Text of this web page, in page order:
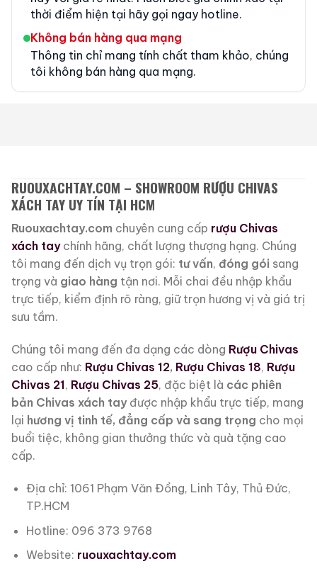
thời điểm hiện tại hãy gọi ngay hotline.
Không bán hàng qua mạng
Thông tin chỉ mang tính chất tham khảo, chúng
tôi không bán hàng qua mạng.
RUOUXACHTAY.COM – SHOWROOM RƯỢU CHIVAS
XÁCH TAY UY TÍN TẠI HCM
Ruouxachtay.com chuyên cung cấp rượu Chivas
xách taychính hãng, chất lượng thượng hạng. Chúng
tôi mang đến dịch vụ trọn gói: tư vấn, đóng gói sang
trọng và giao hàng tận nơi. Mỗi chai đều nhập khẩu
trực tiếp, kiểm định rõ ràng, giữ trọn hương vị và giá trị
sưu tầm.
Chúng tôi mang đến đa dạng các dòng Rượu Chivas
cao cấp như: Rượu Chivas 12, Rượu Chivas 18, Rượu
Chivas 21, Rượu Chivas 25, đặc biệt là các phiên
bản Chivas xách tayđược nhập khẩu trực tiếp, mang
lại hương vị tinh tế, đẳng cấp và sang trọng cho mọi
buổi tiệc, không gian thưởng thức và quà tặng cao
cấp.
Địa chỉ: 1061 Phạm Văn Đồng, Linh Tây, Thủ Đức,
TP.HCM
Hotline: 096 373 9768
Website: ruouxachtay.com